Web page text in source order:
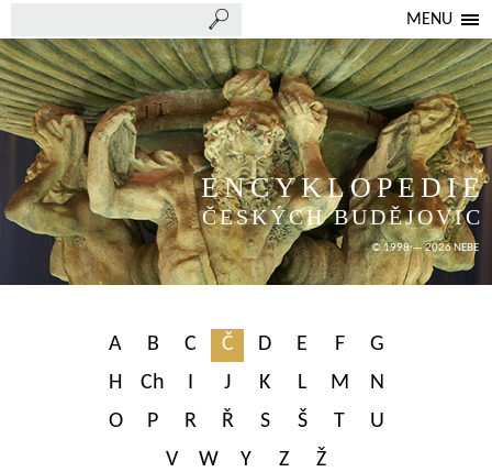
MENU
ENCYKLOPEDIE
ČESKÝCH BUDĚJOVIC
© 1998 — 2026 NEBE
A B C Č D E F
G
H
Ch I J K L M
N
O
P R Ř S Š T
U
V
W Y Z Ž